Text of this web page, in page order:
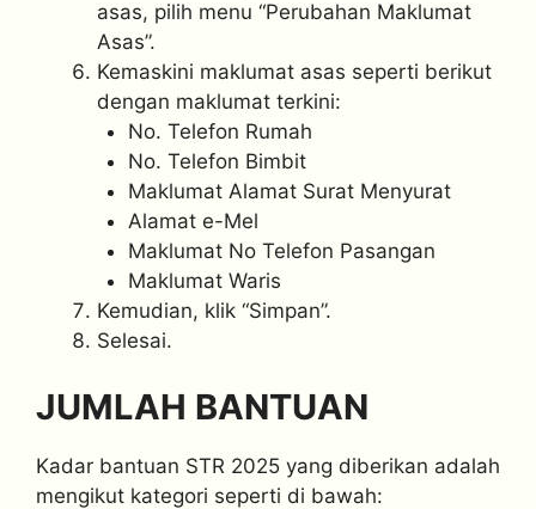
asas, pilih menu “Perubahan Maklumat
Asas”.
Kemaskini maklumat asas seperti berikut
dengan maklumat terkini:
No. Telefon Rumah
No. Telefon Bimbit
Maklumat Alamat Surat Menyurat
Alamat e-Mel
Maklumat No Telefon Pasangan
Maklumat Waris
Kemudian, klik “Simpan”.
Selesai.
JUMLAH BANTUAN
Kadar bantuan STR 2025 yang diberikan adalah
mengikut kategori seperti di bawah: